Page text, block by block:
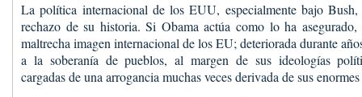
La política internacional de los EUU, especialmente bajo
rechazo de su historia. Si Obama actúa como lo ha
maltrecha imagen internacional de los EU; deteriorada durante
a la soberanía de pueblos, al margen de sus ideologías
cargadas de una arrogancia muchas veces derivada de sus